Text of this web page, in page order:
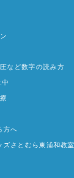
など数字の読み方
方へ
ズさとむら東浦和教室